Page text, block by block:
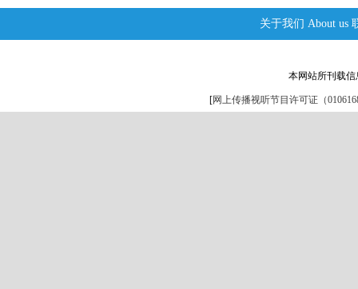
关于我们 About us
本网站所刊载
[网上传播视听节目许可证（